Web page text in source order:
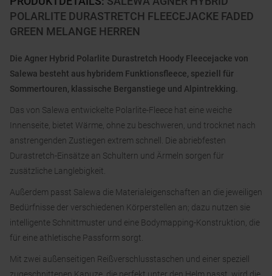
POLARLITE DURASTRETCH FLEECEJACKE FADED
GREEN MELANGE HERREN
Die Agner Hybrid Polarlite Durastretch Hoody Fleecejacke von
Salewa besteht aus hybridem Funktionsfleece, speziell für
Sommertouren, klassische Berganstiege und Alpintrekking.
Das von Salewa entwickelte Polarlite-Fleece hat eine weiche
Innenseite, bietet Wärme, ohne zu beschweren, und trocknet nach
anstrengenden Zustiegen extrem schnell. Die abriebfesten
Durastretch-Einsätze an Schultern und Ärmeln sorgen für
zusätzliche Langlebigkeit.
Außerdem passt Salewa die Materialeigenschaften an die jeweiligen
Bedürfnisse der verschiedenen Körperstellen an; dazu nutzen sie
intelligente Schnittmuster und eine Bodymapping-Konstruktion, die
für eine athletische Passform sorgt.
Mit zwei außenseitigen Reißverschlusstaschen und einer speziell